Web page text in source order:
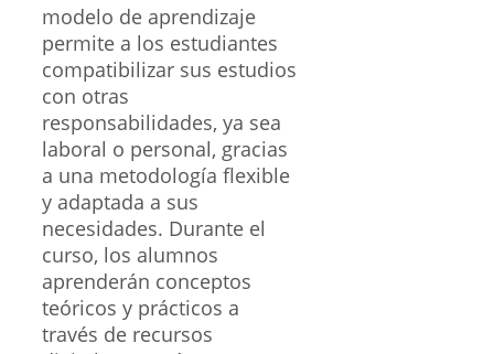
modelo de aprendizaje
permite a los estudiantes
compatibilizar sus estudios
con otras
responsabilidades, ya sea
laboral o personal, gracias
a una metodología flexible
y adaptada a sus
necesidades. Durante el
curso, los alumnos
aprenderán conceptos
teóricos y prácticos a
través de recursos